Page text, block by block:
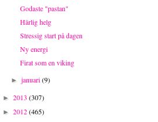
Godaste "pastan"
Härlig helg
Stressig start på dagen
Ny energi
Firat som en viking
►januari(9)
► 2013 (307)
► 2012(465)